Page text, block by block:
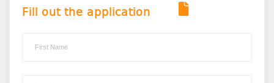
Fill out the application